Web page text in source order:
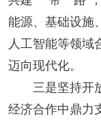
能源、基础设施
人工智能等领域
迈向现代化。
三是坚持开放
经济合作中鼎力